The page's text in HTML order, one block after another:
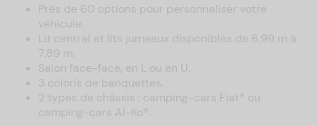
Près de 60 options pour personnaliser votre
véhicule.
Lit central et lits jumeaux disponibles de 6,99 m à
7,89 m.
Salon face-face, en L ou en U.
3 coloris de banquettes.
2 types de châssis : camping-cars Fiat® ou
camping-cars Al-Ko®.